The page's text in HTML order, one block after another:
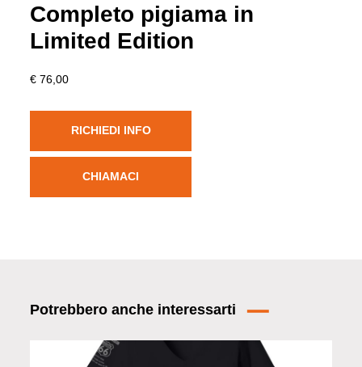
Completo pigiama in
Limited Edition
€ 76,00
RICHIEDI INFO
CHIAMACI
Potrebbero anche interessarti